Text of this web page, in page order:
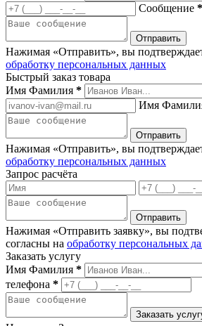
Сообщение *
Нажимая «Отправить», вы
обработку персональных данных
Быстрый заказ товара
Имя Фамилия *
Имя
Нажимая «Отправить», вы
обработку персональных данных
Запрос расчёта
Нажимая «Отправить заявку», вы
согласны на обработку персональных
Заказать услугу
Имя Фамилия *
телефона *